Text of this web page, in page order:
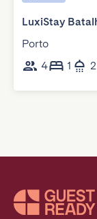
LuxiStay
Porto
4
1 2